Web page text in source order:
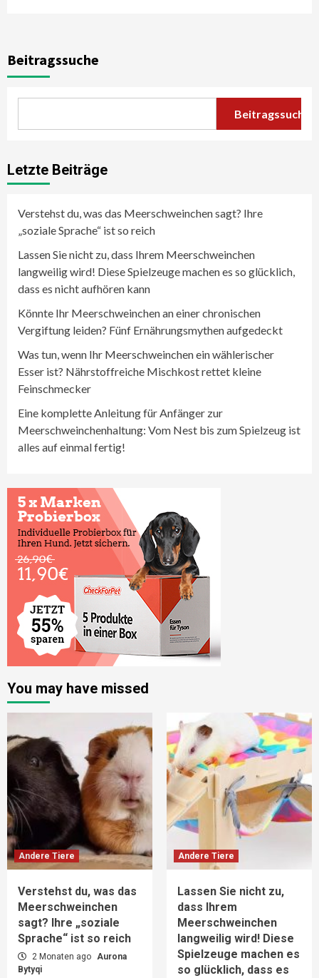
Beitragssuche
Beitragssuche
Letzte Beiträge
Verstehst du, was das Meerschweinchen sagt? Ihre
„soziale Sprache“ ist so reich
Lassen Sie nicht zu, dass Ihrem Meerschweinchen
langweilig wird! Diese Spielzeuge machen es so glücklich,
dass es nicht aufhören kann
Könnte Ihr Meerschweinchen an einer chronischen
Vergiftung leiden? Fünf Ernährungsmythen aufgedeckt
Was tun, wenn Ihr Meerschweinchen ein wählerischer
Esser ist? Nährstoffreiche Mischkost rettet kleine
Feinschmecker
Eine komplette Anleitung für Anfänger zur
Meerschweinchenhaltung: Vom Nest bis zum Spielzeug ist
alles auf einmal fertig!
You may have missed
Andere Tiere
Verstehst du, was das
Meerschweinchen
sagt? Ihre „soziale
Sprache“ ist so reich
2 Monaten ago Aurona
Bytyqi
Andere Tiere
Lassen Sie nicht zu,
dass Ihrem
Meerschweinchen
langweilig wird! Diese
Spielzeuge machen es
so glücklich, dass es